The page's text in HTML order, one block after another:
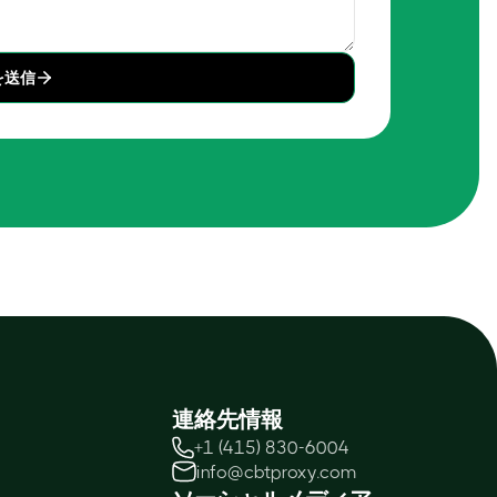
送信
連絡先情報
+1 (415) 830-6004
info@cbtproxy.com